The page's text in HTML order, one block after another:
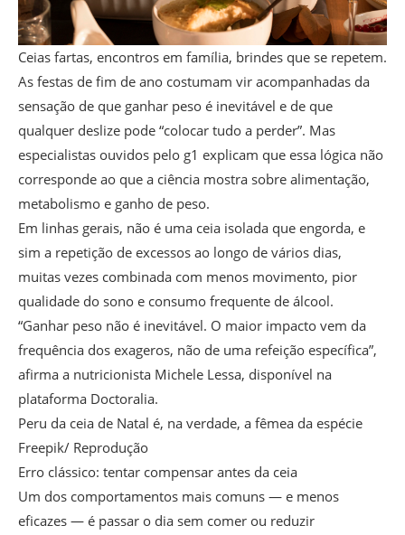
Ceias fartas, encontros em família, brindes que se repetem.
As festas de fim de ano costumam vir acompanhadas da
sensação de que ganhar peso é inevitável e de que
qualquer deslize pode “colocar tudo a perder”. Mas
especialistas ouvidos pelo g1 explicam que essa lógica não
corresponde ao que a ciência mostra sobre alimentação,
metabolismo e ganho de peso.
Em linhas gerais, não é uma ceia isolada que engorda, e
sim a repetição de excessos ao longo de vários dias,
muitas vezes combinada com menos movimento, pior
qualidade do sono e consumo frequente de álcool.
“Ganhar peso não é inevitável. O maior impacto vem da
frequência dos exageros, não de uma refeição específica”,
afirma a nutricionista Michele Lessa, disponível na
plataforma Doctoralia.
Peru da ceia de Natal é, na verdade, a fêmea da espécie
Freepik/ Reprodução
Erro clássico: tentar compensar antes da ceia
Um dos comportamentos mais comuns — e menos
eficazes — é passar o dia sem comer ou reduzir